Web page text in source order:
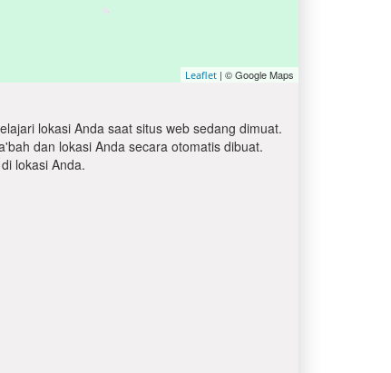
Leaflet | © Google Maps
lokasi Anda saat situs web sedang dimuat.
dan lokasi Anda secara otomatis dibuat.
lokasi Anda.